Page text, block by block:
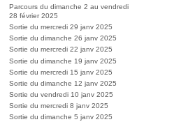
Parcours du dimanche 2 au vendredi
28 février 2025
Sortie du mercredi 29 janv 2025
Sortie du dimanche 26 janv 2025
Sortie du mercredi 22 janv 2025
Sortie du dimanche 19 janv 2025
Sortie du mercredi 15 janv 2025
Sortie du dimanche 12 janv 2025
Sortie du vendredi 10 janv 2025
Sortie du mercredi 8 janv 2025
Sortie du dimanche 5 janv 2025